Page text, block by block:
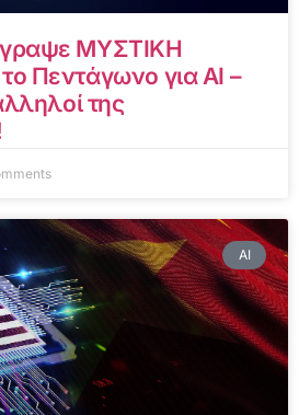
ΜΥΣΤΙΚΗ
Πεντάγωνο για AI –
της
AI